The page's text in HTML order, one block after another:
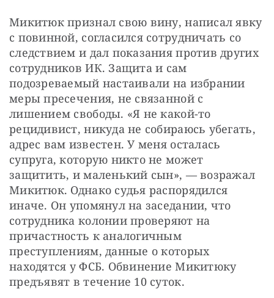
Микитюк признал свою вину, написал явку
с повинной, согласился сотрудничать со
следствием и дал показания против других
сотрудников ИК. Защита и сам
подозреваемый настаивали на избрании
меры пресечения, не связанной с
лишением свободы. «Я не какой-то
рецидивист, никуда не собираюсь убегать,
адрес вам известен. У меня осталась
супруга, которую никто не может
защитить, и маленький сын», — возражал
Микитюк. Однако судья распорядился
иначе. Он упомянул на заседании, что
сотрудника колонии проверяют на
причастность к аналогичным
преступлениям, данные о которых
находятся у ФСБ. Обвинение Микитюку
предъявят в течение 10 суток.